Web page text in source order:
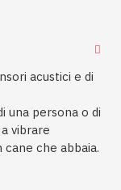
acustici e di
una persona o di
vibrare
che abbaia.